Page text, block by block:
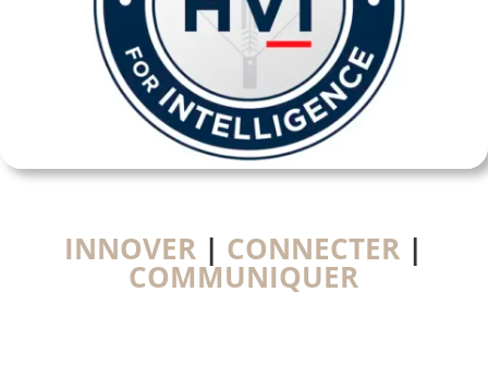
INNOVER | CONNECTER |
COMMUNIQUER